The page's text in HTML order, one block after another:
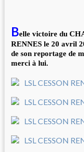
Belle victoire du
RENNES le 20 avril
de son reportage de
merci à lui.